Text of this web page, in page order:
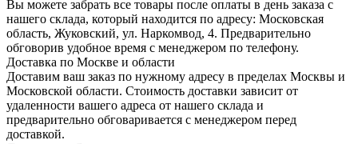
Вы можете забрать все товары после оплаты в день заказа с
нашего склада, который находится по адресу: Московская
область, Жуковский, ул. Наркомвод, 4. Предварительно
обговорив удобное время с менеджером по телефону.
Доставка по Москве и области
Доставим ваш заказ по нужному адресу в пределах Москвы и
Московской области. Стоимость доставки зависит от
удаленности вашего адреса от нашего склада и
предварительно обговаривается с менеджером перед
доставкой.